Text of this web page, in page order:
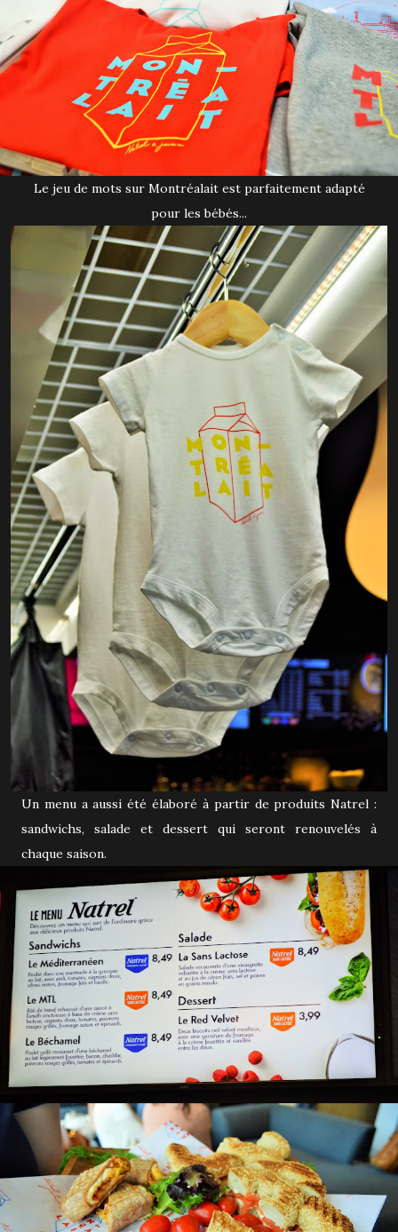
Le jeu de mots sur Montréalait est parfaitement adapté
pour les bébés...
Un menu a aussi été élaboré à partir de produits Natrel :
sandwichs, salade et dessert qui seront renouvelés à
chaque saison.